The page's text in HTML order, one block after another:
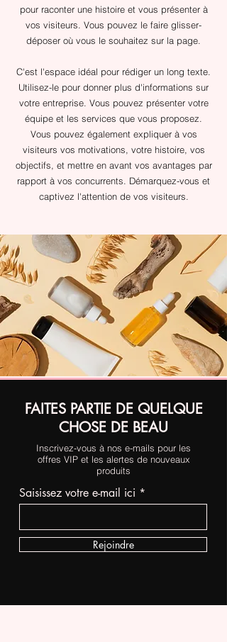
pour raconter une histoire et vous présenter à
vos visiteurs. Vous pouvez le faire glisser-
déposer où vous le souhaitez sur la page.
​C'est l'espace idéal pour rédiger un long texte.
Utilisez-le pour donner plus d'informations sur
votre entreprise. Vous pouvez présenter votre
équipe et les services que vous proposez.
Vous pouvez également expliquer à vos
visiteurs vos motivations, votre histoire, vos
objectifs, et mettre en avant vos avantages par
rapport à vos concurrents. Démarquez-vous et
captivez l'attention de vos visiteurs.
FAITES PARTIE DE QUELQUE
CHOSE DE BEAU
Inscrivez-vous à nos e-mails pour les
offres VIP et les alertes de nouveaux
produits
Saisissez votre e-mail ici
Rejoindre